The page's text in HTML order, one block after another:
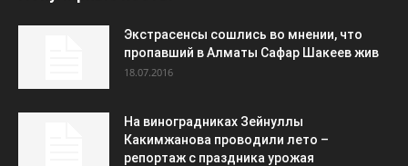
Экстрасенсы сошлись во мнении, что
пропавший в Алматы Сафар Шакеев жив
18.07.2016
На виноградниках Зейнуллы
Какимжанова проводили лето –
репортаж с праздника урожая